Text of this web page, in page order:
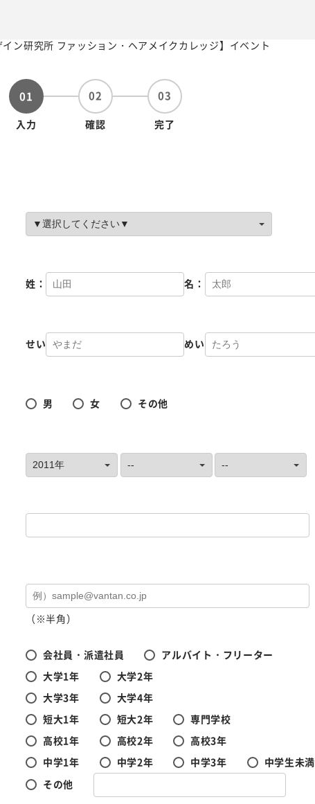
01
入力
02
確認
03
完了
姓： 名：
せい めい
男 女 その他
（※半角）
会社員・派遣社員
アルバイト・フリーター
大学1年
大学2年
大学3年
大学4年
短大1年
短大2年
専門学校
高校1年
高校2年
高校3年
中学1年
中学2年 中学3年
中学生未満
その他